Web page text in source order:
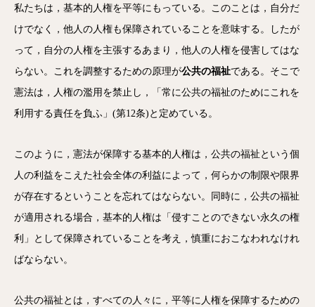
私たちは，基本的人権を平等にもっている。このことは，自分だ
けでなく，他人の人権も保障されていることを意味する。したが
って，自分の人権を主張するあまり，他人の人権を侵害してはな
らない。これを調整するための原理が公共の福祉である。そこで
憲法は，人権の濫用を禁止し，「常に公共の福祉のためにこれを
利用する責任を負ふ」(第12条)と定めている。
このように，憲法が保障する基本的人権は，公共の福祉という個
人の利益をこえた社会全体の利益によって，何らかの制限や限界
が存在するということを忘れてはならない。同時に，公共の福祉
が適用される場合，基本的人権は「侵すことのできない永久の権
利」として保障されていることを考え，慎重におこなわれなけれ
ばならない。
公共の福祉とは，すべての人々に，平等に人権を保障するための